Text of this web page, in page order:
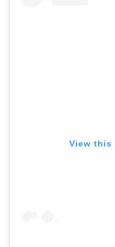
View this